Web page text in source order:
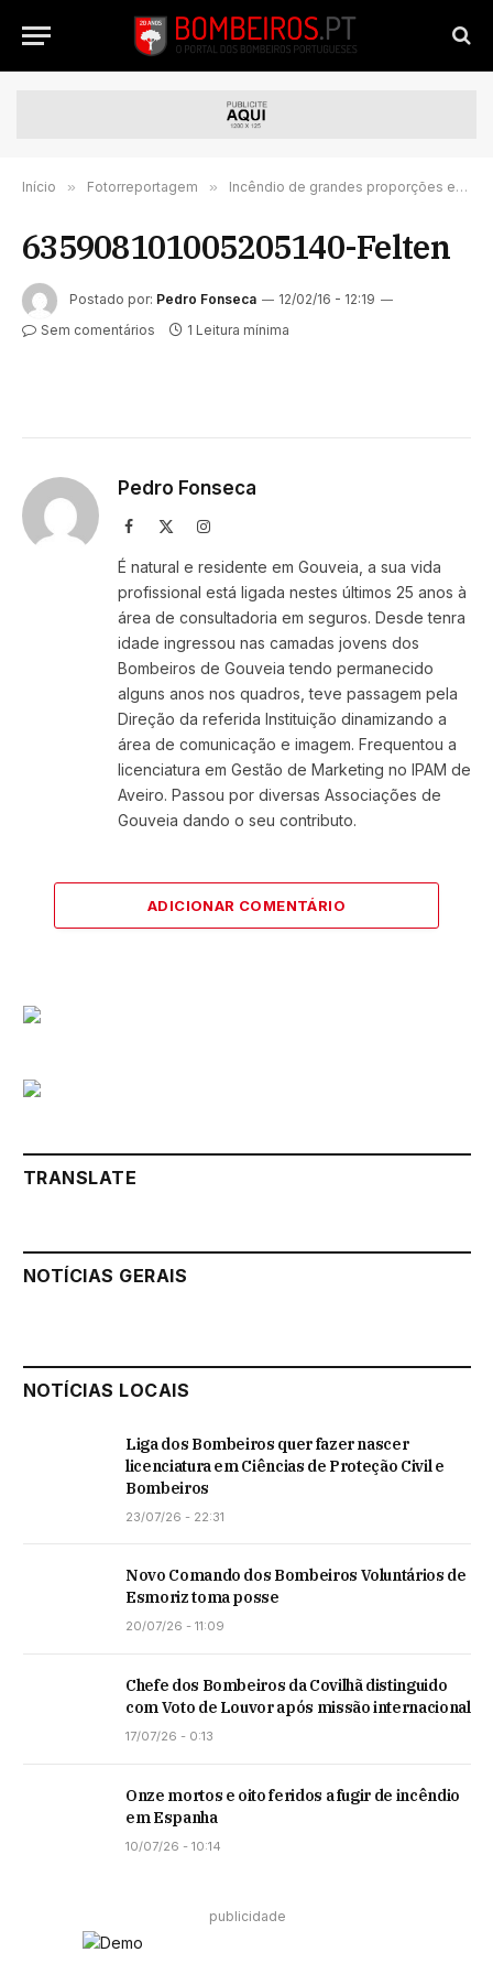
Início » Fotorreportagem » Incêndio de grandes proporções em New Jersey | FOTORREPORTAGEM
635908101005205140-Felten
Postado por: Pedro Fonseca
12/02/16 - 12:19
Sem comentários
1 Leitura mínima
Pedro Fonseca
Facebook Instagram
É natural e residente em Gouveia, a sua vida
profissional está ligada nestes últimos 25 anos à
área de consultadoria em seguros. Desde tenra
idade ingressou nas camadas jovens dos
Bombeiros de Gouveia tendo permanecido
alguns anos nos quadros, teve passagem pela
Direção da referida Instituição dinamizando a
área de comunicação e imagem. Frequentou a
licenciatura em Gestão de Marketing no IPAM de
Aveiro. Passou por diversas Associações de
Gouveia dando o seu contributo.
ADICIONAR COMENTÁRIO
TRANSLATE
NOTÍCIAS GERAIS
NOTÍCIAS LOCAIS
Liga dos Bombeiros quer fazer nascer
licenciatura em Ciências de Proteção Civil e
Bombeiros
23/07/26 - 22:31
Novo Comando dos Bombeiros Voluntários de
Esmoriz toma posse
20/07/26 - 11:09
Chefe dos Bombeiros da Covilhã distinguido
com Voto de Louvor após missão internacional
17/07/26 - 0:13
Onze mortos e oito feridos a fugir de incêndio
em Espanha
10/07/26 - 10:14
publicidade